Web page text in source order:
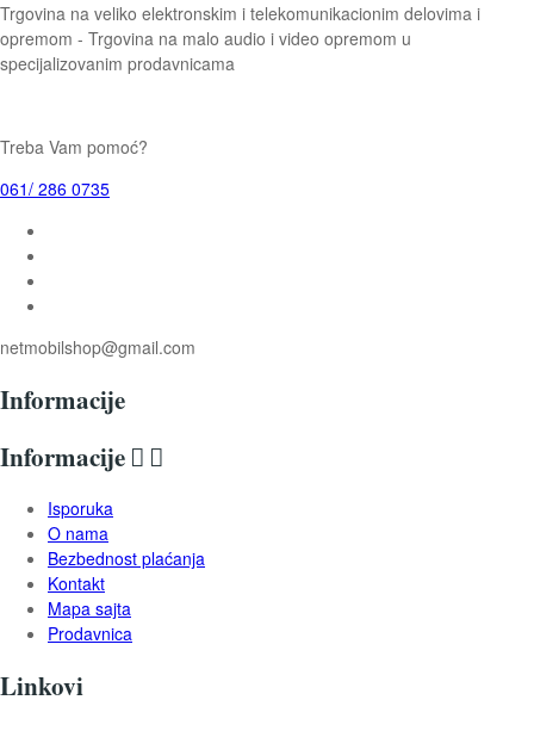
Trgovina na veliko elektronskim i telekomunikacionim delovima i
opremom - Trgovina na malo audio i video opremom u
specijalizovanim prodavnicama
Treba Vam pomoć?
061/ 286 0735
netmobilshop@gmail.com
Informacije
Informacije  
Isporuka
O nama
Bezbednost plaćanja
Kontakt
Mapa sajta
Prodavnica
Linkovi